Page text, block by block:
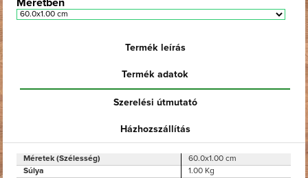
Méretben
Termék leírás
Termék adatok
Szerelési útmutató
Házhozszállítás
Méretek (Szélesség)
60.0x1.00 cm
Súlya
1.00 Kg